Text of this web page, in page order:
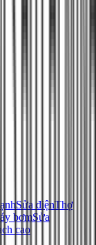
Sửa điệnThợ
bơmSửa
cao